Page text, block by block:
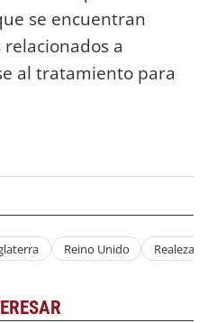
se encuentran
a
al tratamiento para
Reino Unido Realeza